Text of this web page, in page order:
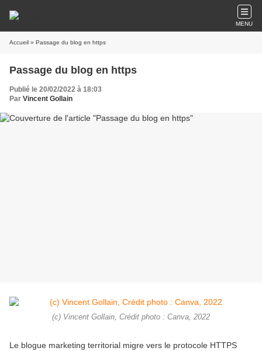
MENU
Accueil » Passage du blog en https
Passage du blog en https
Publié le 20/02/2022 à 18:03
Par Vincent Gollain
(c) Vincent Gollain, Crédit photo : Canva, 2022
Le blogue marketing territorial migre vers le protocole HTTPS